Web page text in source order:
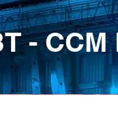
- CCM